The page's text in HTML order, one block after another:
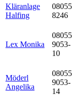
Kläranlage
Halfing
08055
8246
Lex Monika
08055
9053-
10
Möderl
Angelika
08055
9053-
14